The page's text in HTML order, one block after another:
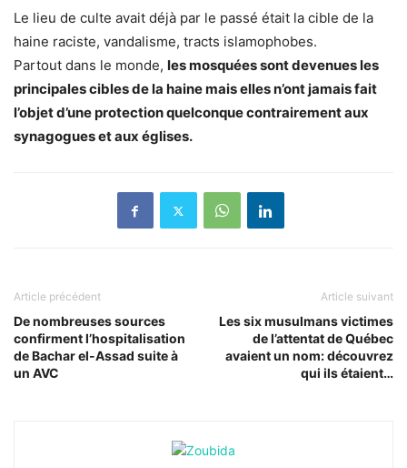
Le lieu de culte avait déjà par le passé était la cible de la
haine raciste, vandalisme, tracts islamophobes.
Partout dans le monde, les mosquées sont devenues les
principales cibles de la haine mais elles n’ont jamais fait
l’objet d’une protection quelconque contrairement aux
synagogues et aux églises.
Article précédent
De nombreuses sources
confirment l’hospitalisation
de Bachar el-Assad suite à
un AVC
Article suivant
Les six musulmans victimes
de l’attentat de Québec
avaient un nom: découvrez
qui ils étaient…